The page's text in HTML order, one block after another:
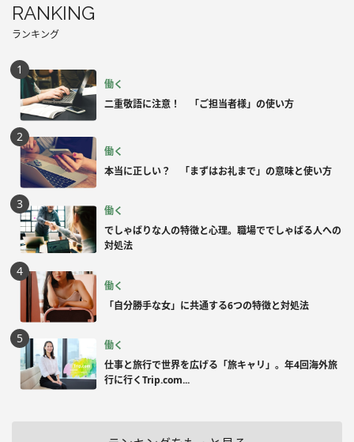
RANKING
ランキング
働く
二重敬語に注意！ 「ご担当者様」の使い方
働く
本当に正しい？ 「まずはお礼まで」の意味と使い方
働く
でしゃばりな人の特徴と心理。職場ででしゃばる人への
対処法
働く
「自分勝手な女」に共通する6つの特徴と対処法
働く
仕事と旅行で世界を広げる「旅キャリ」。年4回海外旅
行に行くTrip.com...